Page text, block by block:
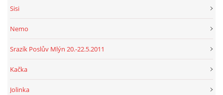
Sisi
Nemo
Srazík Poslův Mlýn 20.-22.5.2011
Kačka
Jolinka